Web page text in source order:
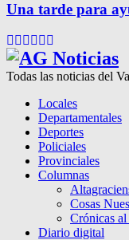
Una tarde para
Facebook
Twitter
Instagram
Pinterest
Google
Todas las noticias del
Locales
Departamentales
Deportes
Policiales
Provinciales
Columnas
Cosas
Crónicas
Diario digital